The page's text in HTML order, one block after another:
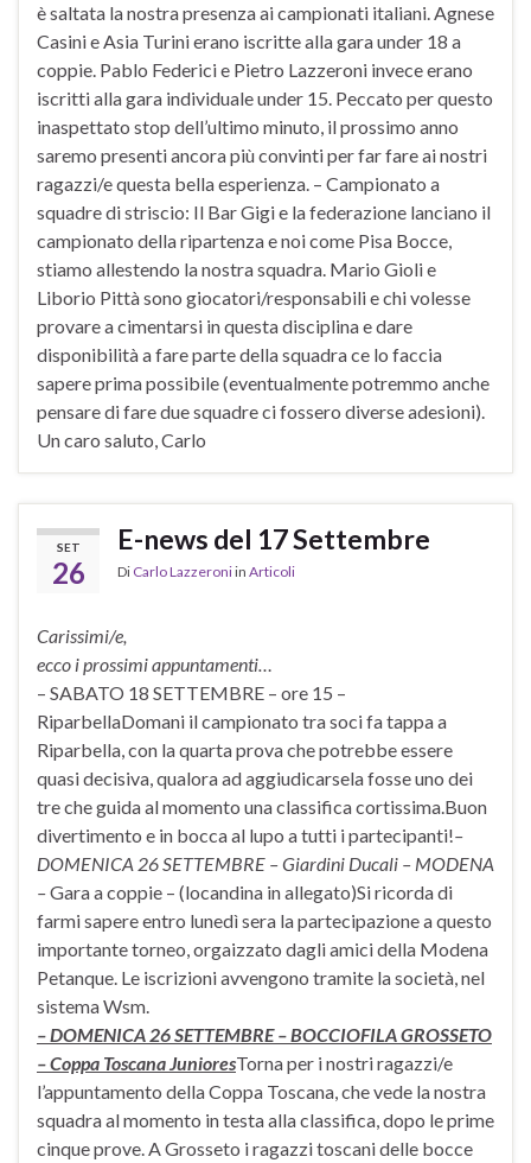
è saltata la nostra presenza ai campionati italiani. Agnese
Casini e Asia Turini erano iscritte alla gara under 18 a
coppie. Pablo Federici e Pietro Lazzeroni invece erano
iscritti alla gara individuale under 15. Peccato per questo
inaspettato stop dell’ultimo minuto, il prossimo anno
saremo presenti ancora più convinti per far fare ai nostri
ragazzi/e questa bella esperienza. – Campionato a
squadre di striscio: Il Bar Gigi e la federazione lanciano il
campionato della ripartenza e noi come Pisa Bocce,
stiamo allestendo la nostra squadra. Mario Gioli e
Liborio Pittà sono giocatori/responsabili e chi volesse
provare a cimentarsi in questa disciplina e dare
disponibilità a fare parte della squadra ce lo faccia
sapere prima possibile (eventualmente potremmo anche
pensare di fare due squadre ci fossero diverse adesioni).
Un caro saluto, Carlo
SET
26
E-news del 17 Settembre
Di Carlo Lazzeroniin Articoli
Carissimi/e,
ecco i prossimi appuntamenti…
– SABATO 18 SETTEMBRE – ore 15 –
RiparbellaDomani il campionato tra soci fa tappa a
Riparbella, con la quarta prova che potrebbe essere
quasi decisiva, qualora ad aggiudicarsela fosse uno dei
tre che guida al momento una classifica cortissima.Buon
divertimento e in bocca al lupo a tutti i partecipanti!–
DOMENICA 26 SETTEMBRE – Giardini Ducali – MODENA
–Gara a coppie – (locandina in allegato)Si ricorda di
farmi sapere entro lunedì sera la partecipazione a questo
importante torneo, orgaizzato dagli amici della Modena
Petanque. Le iscrizioni avvengono tramite la società, nel
sistema Wsm.
– DOMENICA 26 SETTEMBRE – BOCCIOFILA GROSSETO
– Coppa Toscana JunioresTorna per i nostri ragazzi/e
l’appuntamento della Coppa Toscana, che vede la nostra
squadra al momento in testa alla classifica, dopo le prime
cinque prove. A Grosseto i ragazzi toscani delle bocce